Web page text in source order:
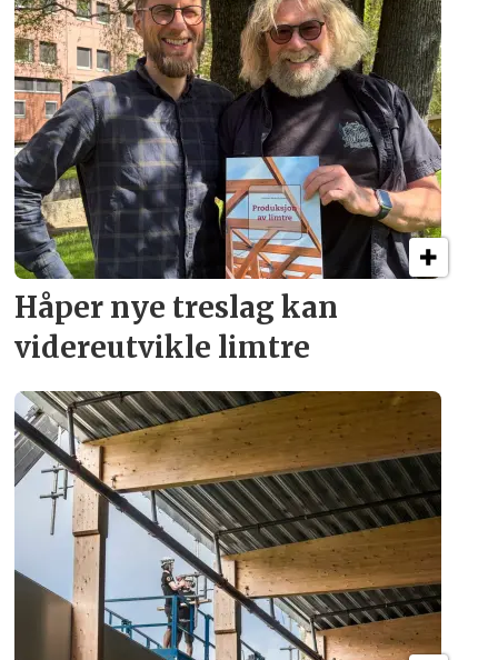
Håper nye treslag kan
videreutvikle limtre